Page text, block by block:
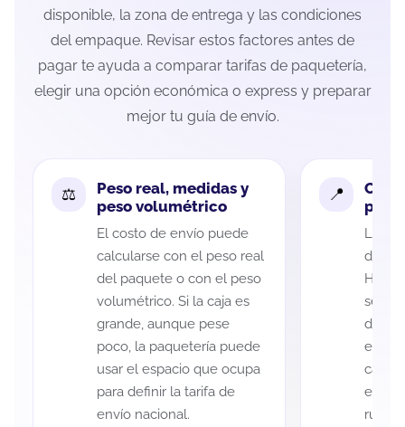
disponible, la zona de entrega y las condiciones
del empaque. Revisar estos factores antes de
pagar te ayuda a comparar tarifas de paquetería,
elegir una opción económica o express y preparar
mejor tu guía de envío.
Peso real, medidas y
peso volumétrico
El costo de envío puede
calcularse con el peso real
del paquete o con el peso
volumétrico. Si la caja es
grande, aunque pese
poco, la paquetería puede
usar el espacio que ocupa
para definir la tarifa de
envío nacional.
La
de
de
cada
es
ruta